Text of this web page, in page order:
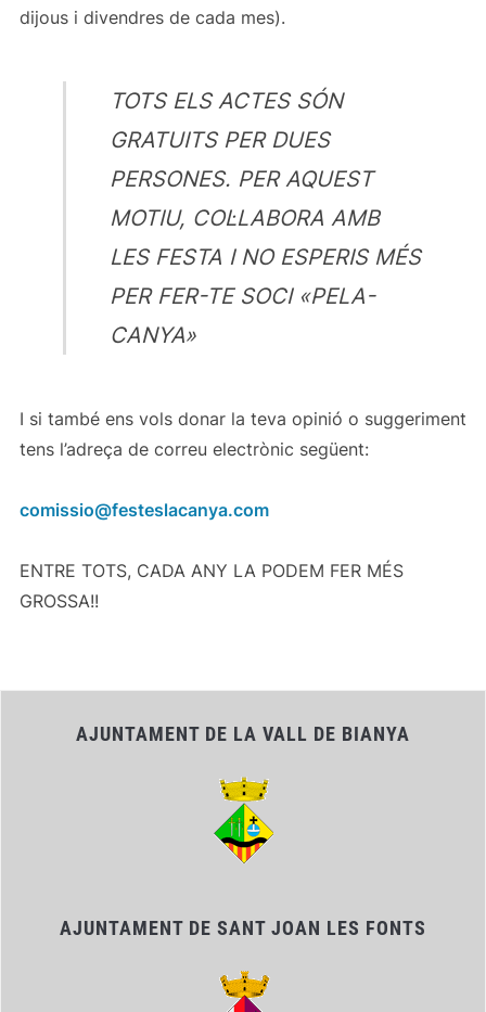
dijous i divendres de cada mes).
TOTS ELS ACTES SÓN
GRATUITS PER DUES
PERSONES. PER AQUEST
MOTIU, COL·LABORA AMB
LES FESTA I NO ESPERIS MÉS
PER FER-TE SOCI «PELA-
CANYA»
I si també ens vols donar la teva opinió o suggeriment
tens l’adreça de correu electrònic següent:
comissio@festeslacanya.com
ENTRE TOTS, CADA ANY LA PODEM FER MÉS
GROSSA!!
AJUNTAMENT DE LA VALL DE BIANYA
AJUNTAMENT DE SANT JOAN LES FONTS